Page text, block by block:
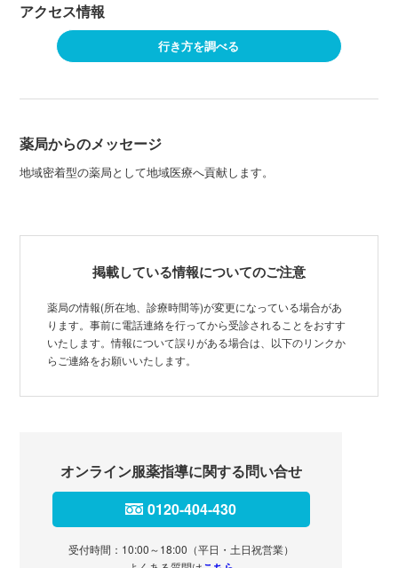
アクセス情報
行き方を調べる
薬局からのメッセージ
地域密着型の薬局として地域医療へ貢献します。
掲載している情報についてのご注意
薬局の情報(所在地、診療時間等)が変更になっている場合があ
ります。事前に電話連絡を行ってから受診されることをおすす
いたします。情報について誤りがある場合は、以下のリンクか
らご連絡をお願いいたします。
オンライン服薬指導に関する問い合せ
0120-404-430
受付時間：10:00～18:00（平日・土日祝営業）